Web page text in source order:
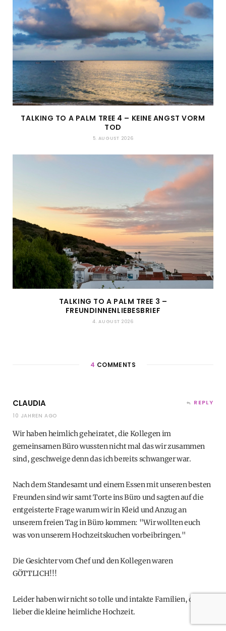
TALKING TO A PALM TREE 4 – KEINE ANGST VORM
TOD
5. AUGUST 2026
TALKING TO A PALM TREE 3 –
FREUNDINNENLIEBESBRIEF
4. AUGUST 2026
4 COMMENTS
CLAUDIA
10 JAHREN AGO
REPLY
Wir haben heimlich geheiratet, die Kollegen im
gemeinsamen Büro wussten nicht mal das wir zusammen
sind, geschweige denn das ich bereits schwanger war.
Nach dem Standesamt und einem Essen mit unseren besten
Freunden sind wir samt Torte ins Büro und sagten auf die
entgeisterte Frage warum wir in Kleid und Anzug an
unserem freien Tag in Büro kommen: "Wir wollten euch
was von unserem Hochzeitskuchen vorbeibringen."
Die Gesichter vom Chef und den Kollegen waren
GÖTTLICH!!!
Leider haben wir nicht so tolle und intakte Familien, daher
lieber die kleine heimliche Hochzeit.